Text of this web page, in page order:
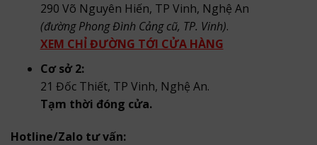
290 Võ Nguyên Hiến, TP Vinh, Nghệ An
(đường Phong Đình Cảng cũ, TP. Vinh).
XEM CHỈ ĐƯỜNG TỚI CỬA HÀNG
Cơ sở 2:
21 Đốc Thiết, TP Vinh, Nghệ An.
Tạm thời đóng cửa.
Hotline/Zalo tư vấn: